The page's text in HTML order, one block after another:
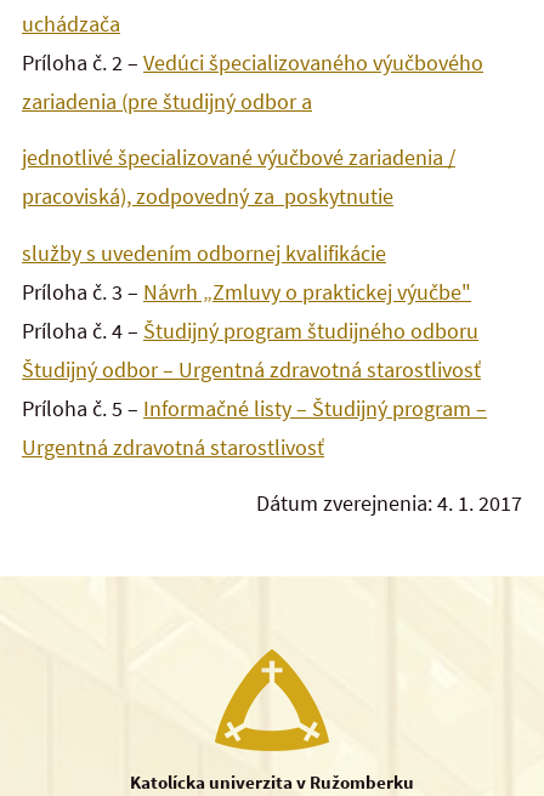
uchádzača
Príloha č. 2 – Vedúci špecializovaného výučbového
zariadenia (pre študijný odbor a
jednotlivé špecializované výučbové zariadenia /
pracoviská), zodpovedný za poskytnutie
služby s uvedením odbornej kvalifikácie
Príloha č. 3 – Návrh „Zmluvy o praktickej výučbe"
Príloha č. 4 – Študijný program študijného odboru
Študijný odbor – Urgentná zdravotná starostlivosť
Príloha č. 5 – Informačné listy – Študijný program –
Urgentná zdravotná starostlivosť
Dátum zverejnenia: 4. 1. 2017
Katolícka univerzita v Ružomberku